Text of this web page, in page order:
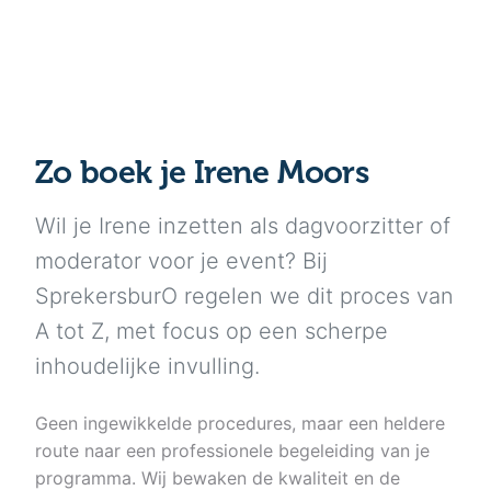
Zo boek je Irene Moors
Wil je Irene inzetten als dagvoorzitter of
moderator voor je event? Bij
SprekersburO regelen we dit proces van
A tot Z, met focus op een scherpe
inhoudelijke invulling.
Geen ingewikkelde procedures, maar een heldere
route naar een professionele begeleiding van je
programma. Wij bewaken de kwaliteit en de